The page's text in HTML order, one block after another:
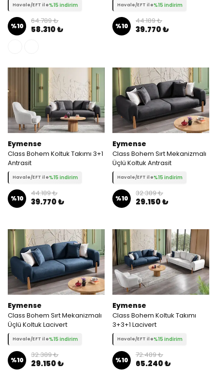
Havale/EFT ile%15 indirim
%10
64.789 ₺
58.310 ₺
Havale/EFT ile%15 indirim
%10
44.189 ₺
39.770 ₺
Eymense
Class Bohem Koltuk Takımı 3+1
Antrasit
Havale/EFT ile%15 indirim
%10
44.189 ₺
39.770 ₺
Eymense
Class Bohem Sırt Mekanizmalı
Üçlü Koltuk Antrasit
Havale/EFT ile%15 indirim
%10
32.389 ₺
29.150 ₺
Eymense
Class Bohem Sırt Mekanizmalı
Üçlü Koltuk Lacivert
Havale/EFT ile%15 indirim
%10
32.389 ₺
29.150 ₺
Eymense
Class Bohem Koltuk Takımı
3+3+1 Lacivert
Havale/EFT ile%15 indirim
%10
72.489 ₺
65.240 ₺